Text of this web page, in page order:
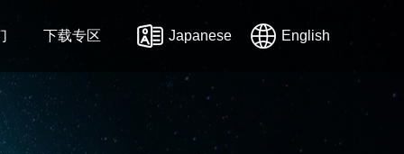
下载专区 Japanese English